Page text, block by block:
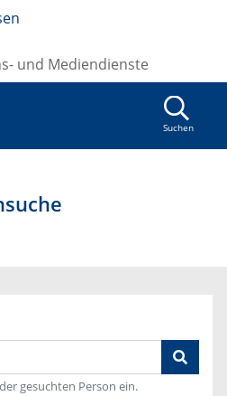
und Mediendienste
Suchen
gesuchten Person ein.